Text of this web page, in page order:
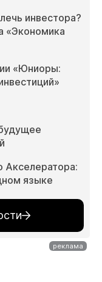
инвестора?
«Экономика
«Юниоры:
языке